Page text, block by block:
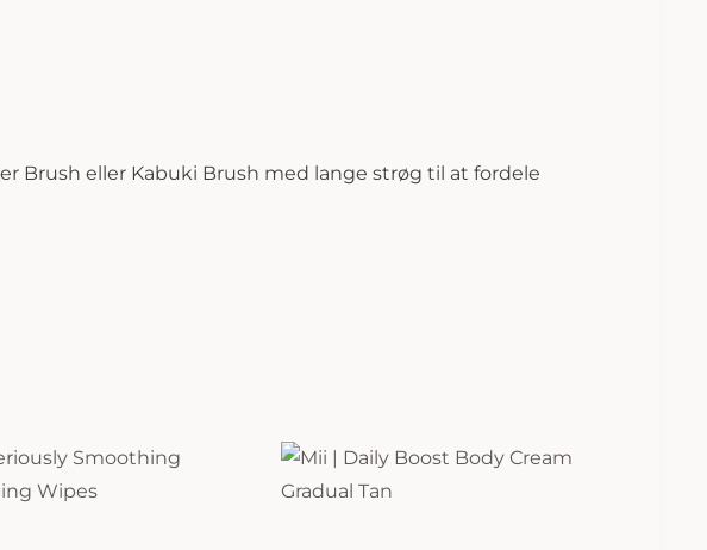
Brush eller Kabuki Brush med lange strøg til at fordele